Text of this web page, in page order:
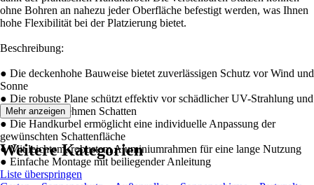
ohne Bohren an nahezu jeder Oberfläche befestigt werden, was Ihnen
hohe Flexibilität bei der Platzierung bietet.
Beschreibung:
● Die deckenhohe Bauweise bietet zuverlässigen Schutz vor Wind und
Sonne
● Die robuste Plane schützt effektiv vor schädlicher UV-Strahlung und
sorgt für angenehmen Schatten
● Die Handkurbel ermöglicht eine individuelle Anpassung der
gewünschten Schattenfläche
● Mit leichtem, robustem Aluminiumrahmen für eine lange Nutzung
● Einfache Montage mit beiliegender Anleitung
Mehr anzeigen
Weitere Kategorien
Liste überspringen